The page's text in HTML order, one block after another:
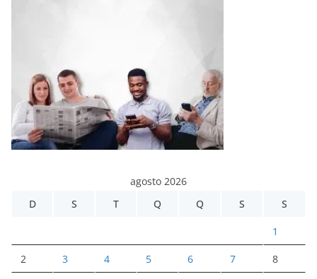
agosto 2026
D
S T Q Q S S
1
2 3 4 5 6 7 8